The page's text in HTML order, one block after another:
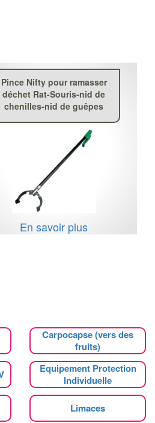
Pince Nifty pour ramasser
déchet Rat-Souris-nid de
chenilles-nid de guêpes
En savoir plus
Carpocapse (vers des
fruits)
Equipement Protection
Individuelle
Limaces